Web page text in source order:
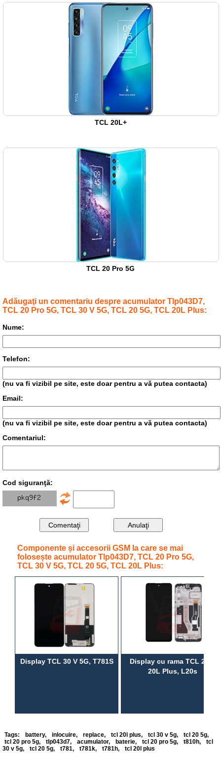
TCL 20L+
TCL 20 Pro 5G
Adăugaţi un comentariu despre acumulator Tlp043D7,
TCL 20 Pro 5G, TCL 30 V 5G, TCL 20 5G, TCL 20L Plus:
Nume:
Telefon:
(nu va fi vizibil pe site, este doar pentru a vă putea contacta)
Email:
(nu va fi vizibil pe site, este doar pentru a vă putea contacta)
Comentariul:
Cod siguranţă:
Componente și accesorii GSM la care se mai
folosește acumulator Tlp043D7, TCL 20 Pro 5G,
TCL 30 V 5G, TCL 20 5G, TCL 20L Plus:
Display TCL 30 V 5G, T781S
Display cu rama TCL 20L,
20L Plus, L20s
Tags: battery, inlocuire, replace, tcl 20l plus, tcl 30 v 5g, tcl 20 5g,
tcl 20 pro 5g, tlp043d7, acumulator, baterie, tcl 20 pro 5g, t810h,
tcl
30 v 5g, tcl 20 5g, t781, t781k, t781h, tcl 20l plus